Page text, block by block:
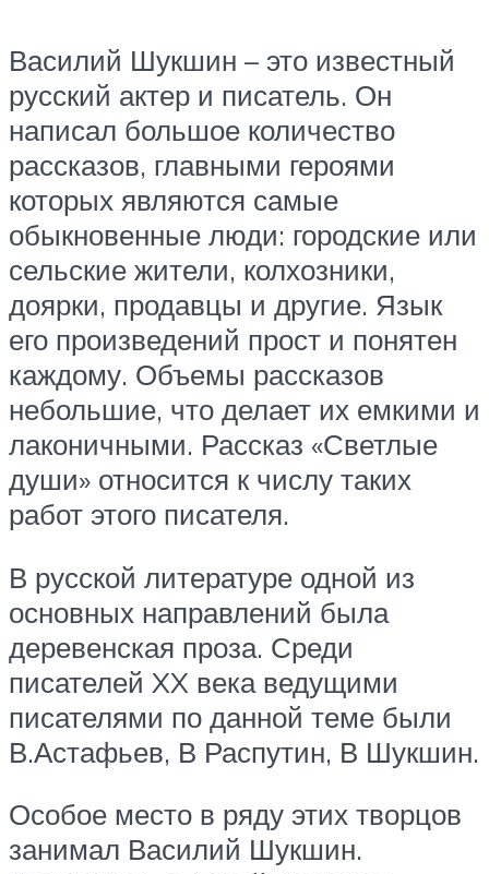
Василий Шукшин – это известный
русский актер и писатель. Он
написал большое количество
рассказов, главными героями
которых являются самые
обыкновенные люди: городские или
сельские жители, колхозники,
доярки, продавцы и другие. Язык
его произведений прост и понятен
каждому. Объемы рассказов
небольшие, что делает их емкими и
лаконичными. Рассказ «Светлые
души» относится к числу таких
работ этого писателя.
В русской литературе одной из
основных направлений была
деревенская проза. Среди
писателей XX века ведущими
писателями по данной теме были
В.Астафьев, В Распутин, В Шукшин.
Особое место в ряду этих творцов
занимал Василий Шукшин.